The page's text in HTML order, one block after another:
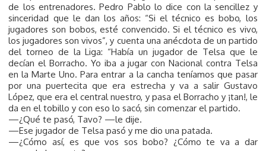
de los entrenadores. Pedro Pablo lo dice con la sencillez y
sinceridad que le dan los años: “Si el técnico es bobo, los
jugadores son bobos, esté convencido. Si el técnico es vivo,
los jugadores son vivos”, y cuenta una anécdota de un partido
del torneo de la Liga: “Había un jugador de Telsa que le
decían el Borracho. Yo iba a jugar con Nacional contra Telsa
en la Marte Uno. Para entrar a la cancha teníamos que pasar
por una puertecita que era estrecha y va a salir Gustavo
López, que era el central nuestro, y pasa el Borracho y ¡tan!, le
da en el tobillo y con eso lo sacó, sin comenzar el partido.
—¿Qué te pasó, Tavo? —le dije.
—Ese jugador de Telsa pasó y me dio una patada.
—¿Cómo así, es que vos sos bobo? ¿Cómo te va a dar